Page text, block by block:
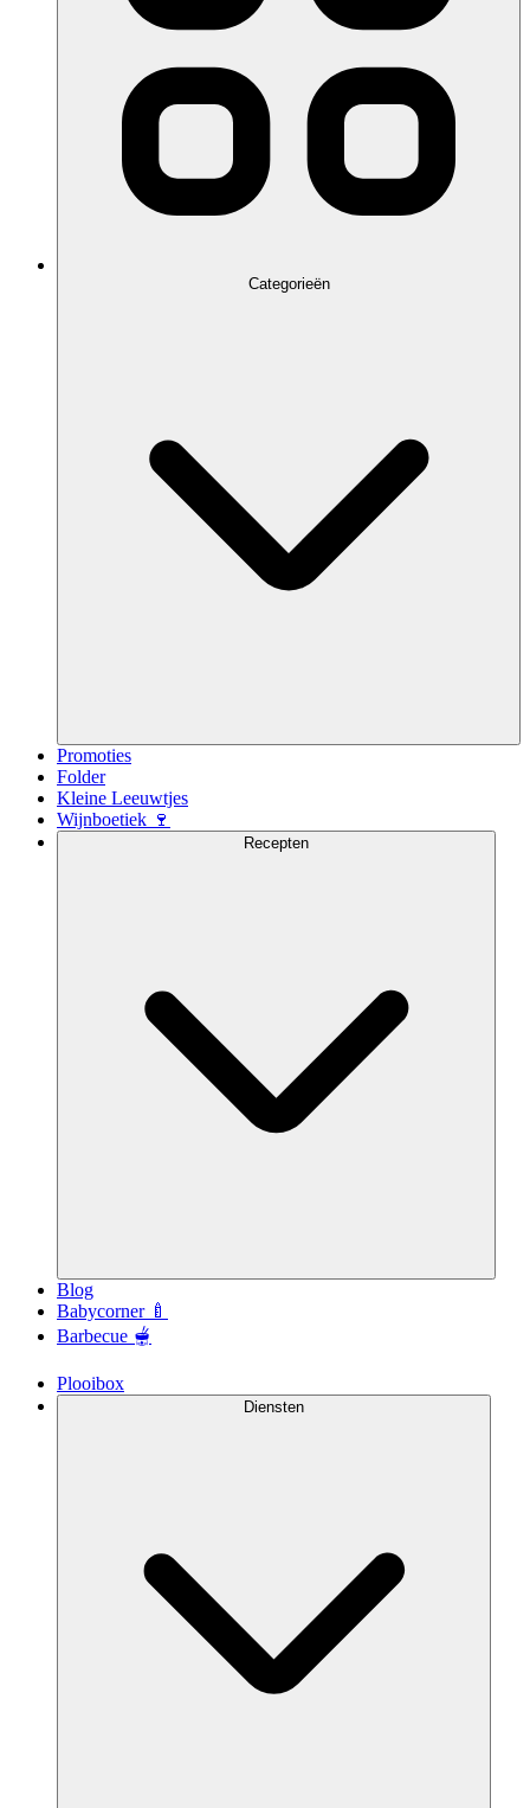
Categorieën
Promoties
Folder
Kleine Leeuwtjes
Wijnboetiek 🍷
Recepten
Blog
Babycorner 🍼
Barbecue 🫕
Plooibox
Diensten